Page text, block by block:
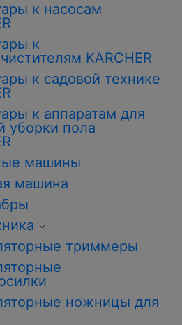
к насосам
к
KARCHER
к садовой технике
к аппаратам для
уборки пола
машины
машина
триммеры
ножницы для